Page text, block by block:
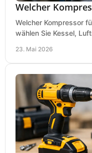
Welcher
Welcher Kompressor
wählen Sie Kessel,
23. Mai 2026